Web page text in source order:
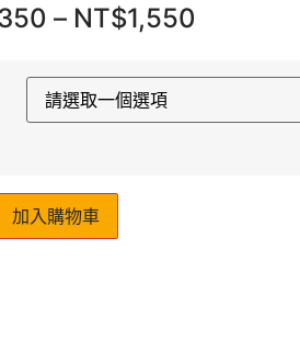
– NT$1,550
加入購物車